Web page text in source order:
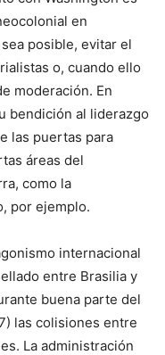
en
posible, evitar el
o, cuando ello
moderación. En
bendición al liderazgo
las puertas para
áreas del
como la
por ejemplo.
internacional
entre Brasilia y
buena parte del
las colisiones entre
La administración